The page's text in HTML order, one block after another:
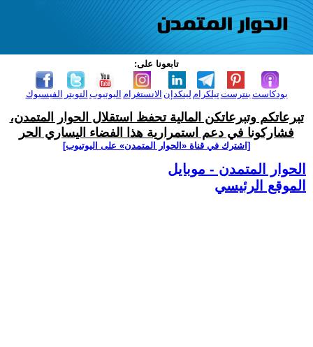
تابعونا على:
الفيسبوك التويتر اليوتيوب الانستغرام لينكدإن تيلكرامبنترست بودكاست
تبرعاتكم وتبرعاتكن المالية تحفظ استقلال الحوار المتمدن،
فشاركونا في دعم استمرارية هذا الفضاء اليساري الحر
[اشترك في قناة ‫«الحوار المتمدن» على اليوتيوب]
الحوار المتمدن - موبايل
الموقع الرئيسي